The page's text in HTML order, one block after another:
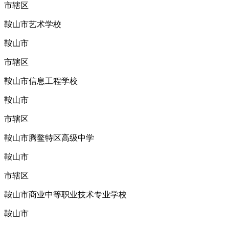
市辖区
鞍山市艺术学校
鞍山市
市辖区
鞍山市信息工程学校
鞍山市
市辖区
鞍山市腾鳌特区高级中学
鞍山市
市辖区
鞍山市商业中等职业技术专业学校
鞍山市